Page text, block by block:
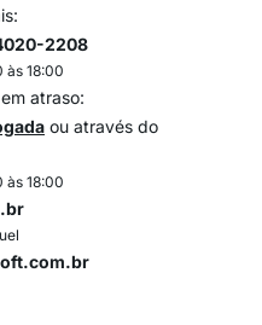
2208
18:00
atraso:
ou através do
18:00